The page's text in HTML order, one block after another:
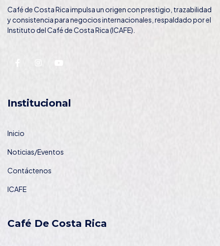
Café de Costa Rica impulsa un origen con prestigio, trazabilidad
y consistencia para negocios internacionales, respaldado por el
Instituto del Café de Costa Rica (ICAFE).
Institucional
Inicio
Noticias/Eventos
Contáctenos
ICAFE
Café De Costa Rica